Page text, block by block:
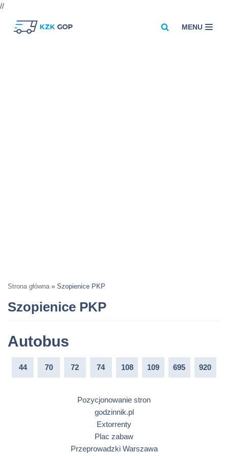
//
MENU
Strona główna » Szopienice PKP
Szopienice PKP
Autobus
44 70 72 74 108 109 695 920
Pozycjonowanie stron
godzinnik.pl
Extorrenty
Plac zabaw
Przeprowadzki Warszawa